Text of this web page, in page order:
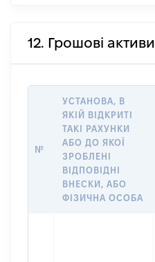
12. Грошові активи
№
УСТАНОВА, В
ЯКІЙ ВІДКРИТІ
ТАКІ РАХУНКИ
АБО ДО ЯКОЇ
ЗРОБЛЕНІ
ВІДПОВІДНІ
ВНЕСКИ, АБО
ФІЗИЧНА ОСОБА